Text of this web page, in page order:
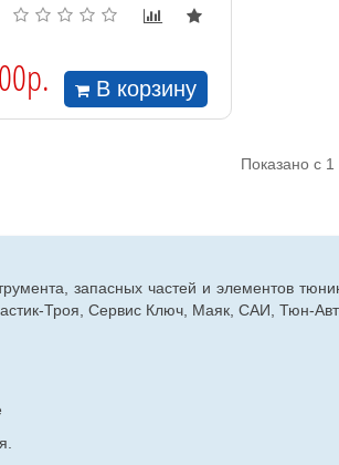
В корзину
Показано с 1
запасных частей и элементов
Троя, Сервис Ключ, Маяк, САИ, Тюн-